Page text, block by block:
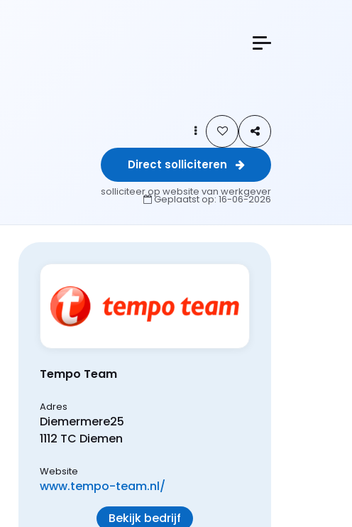
Direct solliciteren
solliciteer op website van werkgever
Geplaatst op:16-06-2026
Tempo Team
Adres
Diemermere25
1112 TC Diemen
Website
www.tempo-team.nl/
Bekijk bedrijf